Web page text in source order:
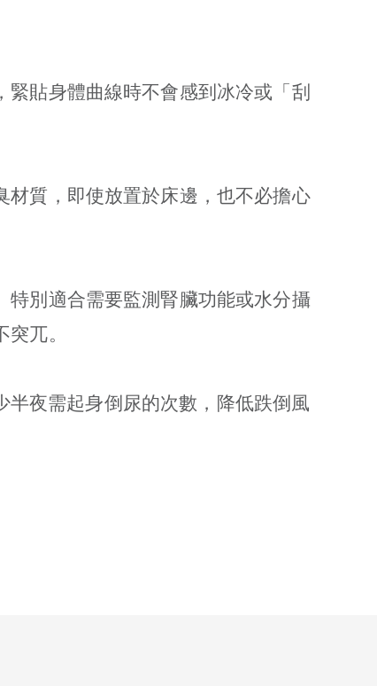
貼身體曲線時不會感到冰冷或「刮
質，即使放置於床邊，也不必擔心
別適合需要監測腎臟功能或水分攝
突兀。
夜需起身倒尿的次數，降低跌倒風